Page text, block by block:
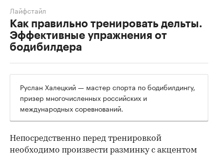
Как правильно тренировать дельты.
Эффективные упражнения от
бодибилдера
Лайфстайл
Руслан Халецкий — мастер спорта по бодибилдингу,
призер многочисленных российских и
международных соревнований.
Непосредственно перед тренировкой
необходимо произвести разминку с акцентом